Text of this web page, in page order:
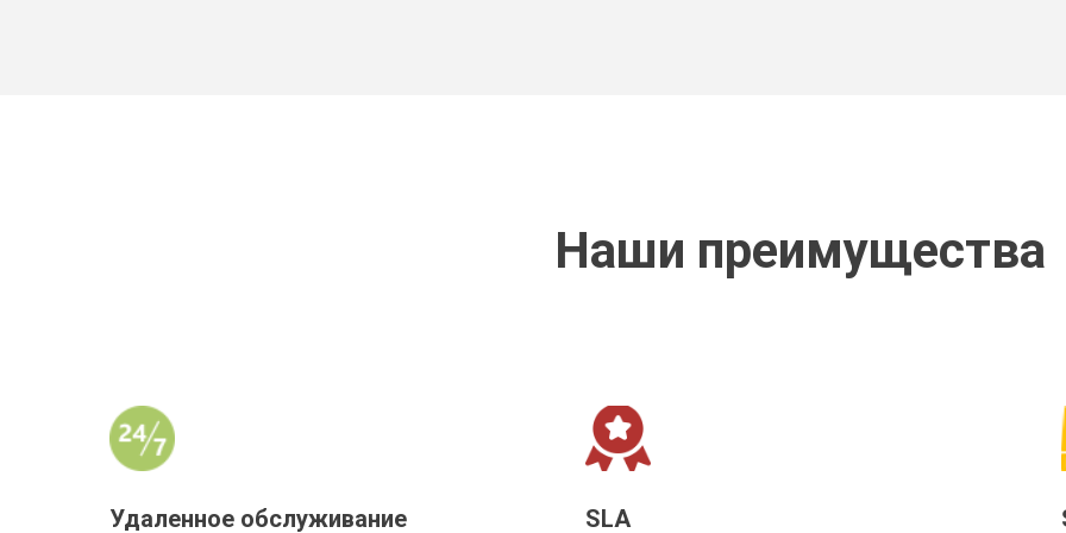
Наши преимущества
Удаленное обслуживание SLA